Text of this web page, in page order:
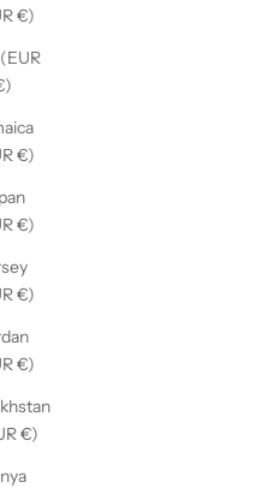
€)
€)
€)
€)
€)
€)